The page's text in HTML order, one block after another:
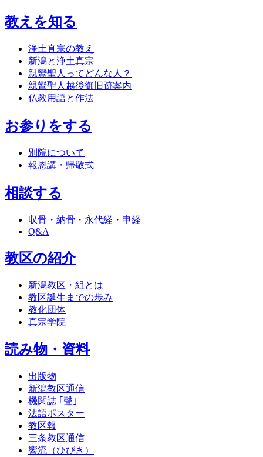
教えを知る
浄土真宗の教え
新潟と浄土真宗
親鸞聖人ってどんな人？
親鸞聖人越後御旧跡案内
仏教用語と作法
お参りをする
別院について
報恩講・帰敬式
相談する
収骨・納骨・永代経・申経
Q&A
教区の紹介
新潟教区・組とは
教区誕生までの歩み
教化団体
真宗学院
読み物・資料
出版物
新潟教区通信
機関誌 ｢聲｣
法語ポスター
教区報
三条教区通信
響流（ひびき）